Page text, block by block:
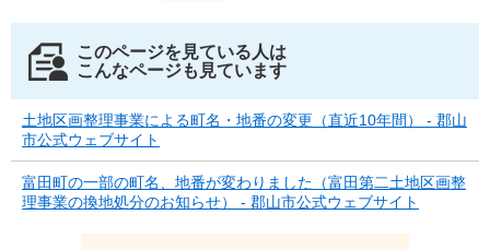
このページを見ている人は
こんなページも見ています
土地区画整理事業による町名・地番の変更（直近10年間） - 郡山
市公式ウェブサイト
富田町の一部の町名、地番が変わりました（富田第二土地区画整
理事業の換地処分のお知らせ） - 郡山市公式ウェブサイト